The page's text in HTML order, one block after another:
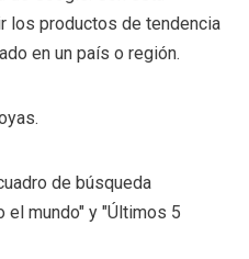
los productos de tendencia
en un país o región.
de búsqueda
el mundo" y "Últimos 5